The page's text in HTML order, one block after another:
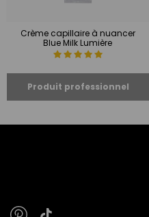
Crème capillaire à nuancer
Blue Milk Lumière